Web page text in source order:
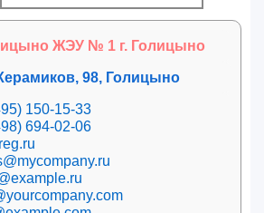
ЖЭУ № 1 г. Голицыно
98, Голицыно
150-15-33
694-02-06